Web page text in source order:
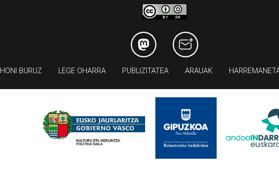
HONI BURUZ LEGE OHARRA PUBLIZITATEA ARAUAK